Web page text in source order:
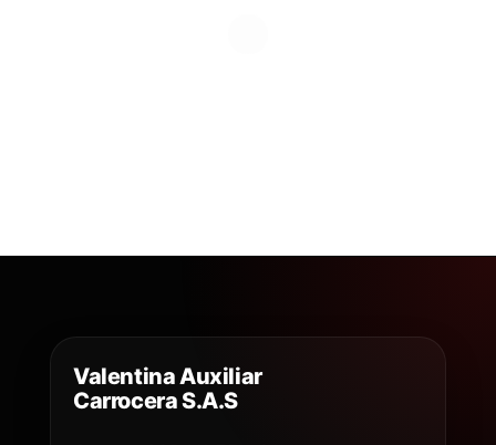
Valentina Auxiliar
Carrocera S.A.S